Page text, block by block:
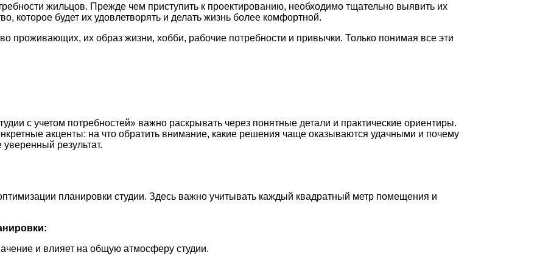
жильцов. Прежде чем приступить к проектированию, необходимо тщательно выявить их
которое будет их удовлетворять и делать жизнь более комфортной.
проживающих, их образ жизни, хобби, рабочие потребности и привычки. Только понимая все эти
с учетом потребностей» важно раскрывать через понятные детали и практические ориентиры.
акценты: на что обратить внимание, какие решения чаще оказываются удачными и почему
результат.
планировки студии. Здесь важно учитывать каждый квадратный метр помещения и
и влияет на общую атмосферу студии.